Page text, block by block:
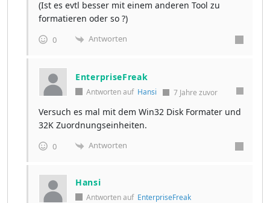
(Ist es evtl besser mit einem anderen Tool zu
formatieren oder so ?)
0 Antworten
EnterpriseFreak
Antworten auf Hansi 7 Jahre zuvor
Versuch es mal mit dem Win32 Disk Formater und
32K Zuordnungseinheiten.
0 Antworten
Hansi
Antworten auf EnterpriseFreak